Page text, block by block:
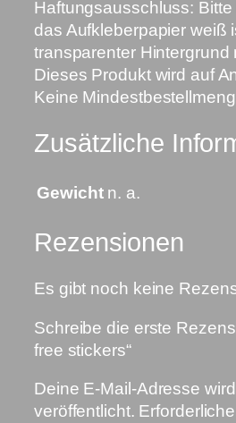
Haftungsausschluss:
das Aufkleberpapier weiß
transparenter Hintergrund
Dieses Produkt wird auf
Keine
Zusätzliche
Gewicht n. a.
Rezensionen
Es gibt noch keine
Schreibe die erste
free stickers“
Deine E-Mail-Adresse
veröffentlicht.